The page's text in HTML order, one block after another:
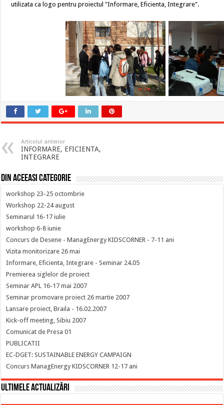
utilizata ca logo pentru proiectul "Informare, Eficienta, Integrare".
Articolul anterior
INFORMARE, EFICIENTA,
INTEGRARE
Din aceeasi categorie
workshop 23-25 octombrie
Workshop 22-24 august
Seminarul 16-17 iulie
workshop 6-8 iunie
Concurs de Desene - ManagEnergy KIDSCORNER - 7-11 ani
Vizita monitorizare 26 mai
Informare, Eficienta, Integrare - Seminar 24.05
Premierea siglelor de proiect
Seminar APL 16-17 mai 2007
Seminar promovare proiect 26 martie 2007
Lansare proiect, Braila - 16.02.2007
Kick-off meeting, Sibiu 2007
Comunicat de Presa 01
PUBLICATII
EC-DGET: SUSTAINABLE ENERGY CAMPAIGN
Concurs ManagEnergy KIDSCORNER 12-17 ani
Ultimele actualizări